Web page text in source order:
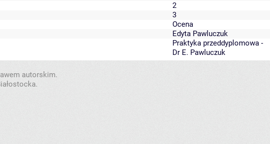
2
3
Ocena
Edyta Pawluczuk
Praktyka przeddyplomowa -
Dr E. Pawluczuk
autorskim.